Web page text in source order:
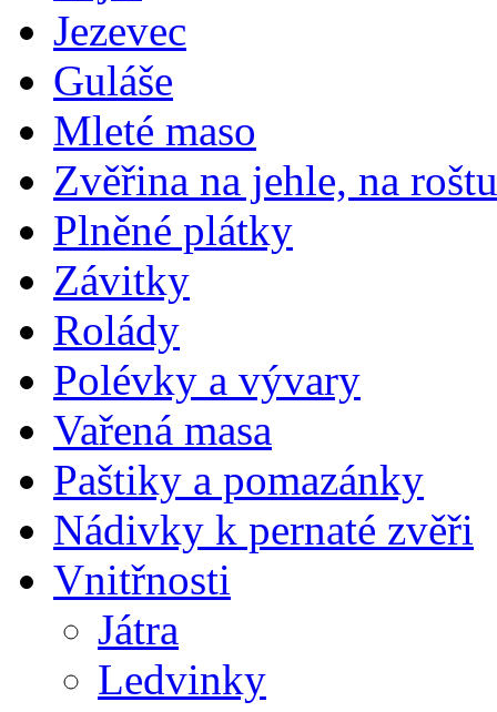
Jezevec
Guláše
Mleté maso
Zvěřina na jehle, na roštu
Plněné plátky
Závitky
Rolády
Polévky a vývary
Vařená masa
Paštiky a pomazánky
Nádivky k pernaté zvěři
Vnitřnosti
Játra
Ledvinky